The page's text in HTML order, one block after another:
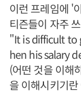
이런 프레임에 '
티즌들이 자주
"It is difficult to
hen his salary
(어떤 것을 이해
을 이해시키기